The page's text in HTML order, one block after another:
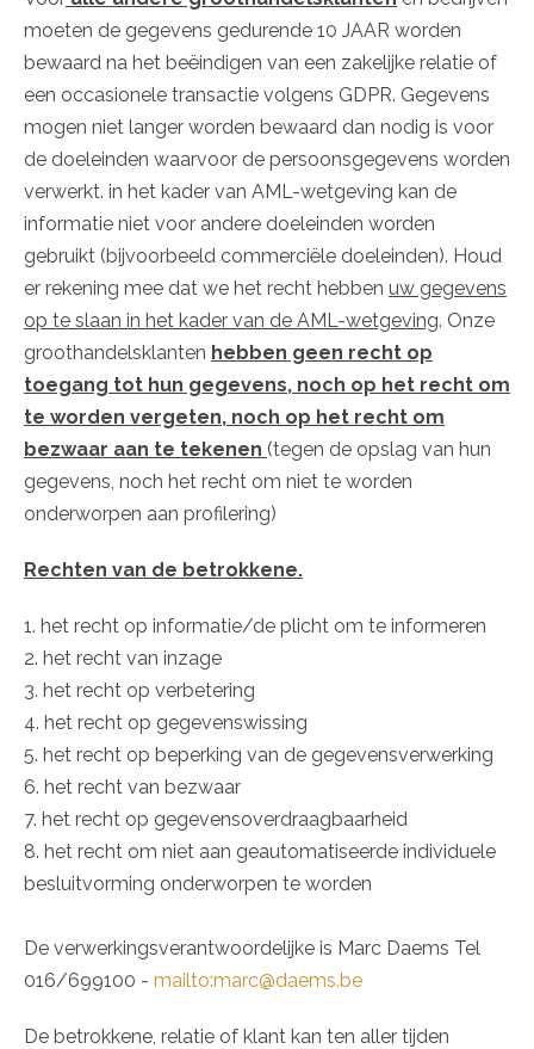
moeten de gegevens gedurende 10 JAAR worden
bewaard na het beëindigen van een zakelijke relatie of
een occasionele transactie volgens GDPR. Gegevens
mogen niet langer worden bewaard dan nodig is voor
de doeleinden waarvoor de persoonsgegevens worden
verwerkt. in het kader van AML-wetgeving kan de
informatie niet voor andere doeleinden worden
gebruikt (bijvoorbeeld commerciële doeleinden). Houd
er rekening mee dat we het recht hebben uw gegevens
op te slaan in het kader van de AML-wetgeving. Onze
groothandelsklanten hebben geen recht op
toegang tot hun gegevens, noch op het recht om
te worden vergeten, noch op het recht om
bezwaar aan te tekenen (tegen de opslag van hun
gegevens, noch het recht om niet te worden
onderworpen aan profilering)
Rechten van de betrokkene.
1. het recht op informatie/de plicht om te informeren
2. het recht van inzage
3. het recht op verbetering
4. het recht op gegevenswissing
5. het recht op beperking van de gegevensverwerking
6. het recht van bezwaar
7. het recht op gegevensoverdraagbaarheid
8. het recht om niet aan geautomatiseerde individuele
besluitvorming onderworpen te worden
De verwerkingsverantwoordelijke is Marc Daems Tel
016/699100 - mailto:marc@daems.be
De betrokkene, relatie of klant kan ten aller tijden